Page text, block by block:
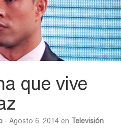
que vive
- Agosto 6, 2014 en Televisión